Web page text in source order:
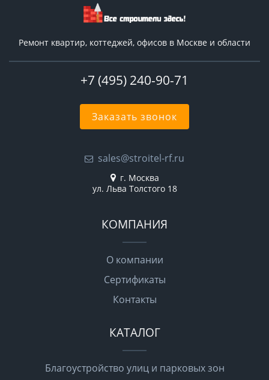
Ремонт квартир, коттеджей, офисов в Москве и области
+7 (495) 240-90-71
Заказать звонок
sales@stroitel-rf.ru
г. Москва
ул. Льва Толстого 18
КОМПАНИЯ
О компании
Сертификаты
Контакты
КАТАЛОГ
Благоустройство улиц и парковых зон